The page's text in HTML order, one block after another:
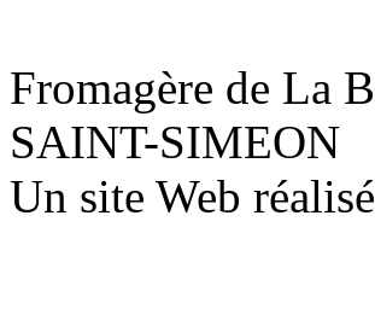
Fromagère de La
SAINT-SIMEON
Un site Web